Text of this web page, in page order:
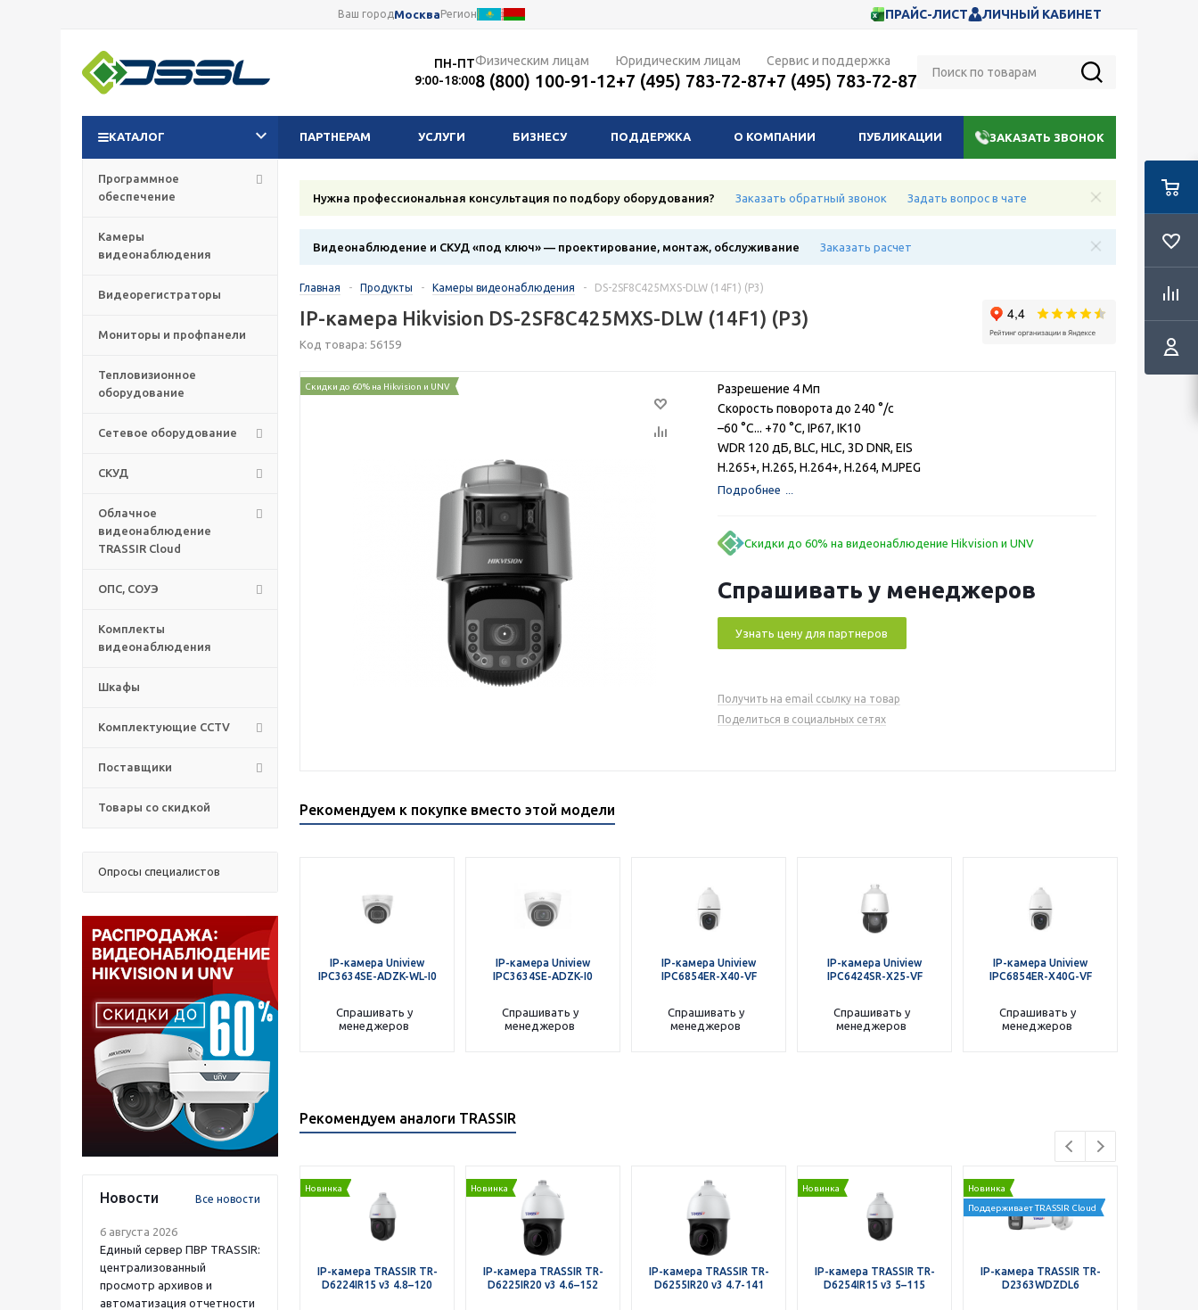
Ваш городМоскваРегион ПРАЙС-ЛИСТ ЛИЧНЫЙ КАБИНЕТ
ПН-ПТ
9:00-18:00
Физическим лицам
8 (800) 100-91-12
Юридическим лицам
+7 (495) 783-72-87
Сервис и поддержка
+7 (495) 783-72-87
КАТАЛОГ ПАРТНЕРАМ УСЛУГИ БИЗНЕСУ ПОДДЕРЖКА О КОМПАНИИ ПУБЛИКАЦИИ ЗАКАЗАТЬ ЗВОНОК
Программное
обеспечение
Камеры
видеонаблюдения
Видеорегистраторы
Мониторы и профпанели
Тепловизионное
оборудование
Сетевое оборудование
СКУД
Облачное
видеонаблюдение
TRASSIR Cloud
ОПС, СОУЭ
Комплекты
видеонаблюдения
Шкафы
Комплектующие CCTV
Поставщики
Товары со скидкой
Опросы специалистов
Новости Все новости
6 августа 2026
Единый сервер ПВР TRASSIR:
централизованный
просмотр архивов и
автоматизация отчетности
Нужна профессиональная консультация по подбору оборудования? Заказать обратный звонок Задать вопрос в чате
Видеонаблюдение и СКУД «под ключ» — проектирование, монтаж, обслуживание Заказать расчет
Главная - Продукты - Камеры видеонаблюдения - DS-2SF8C425MXS-DLW (14F1) (P3)
IP-камера Hikvision DS-2SF8C425MXS-DLW (14F1) (P3)
Код товара: 56159
Скидки до 60% на Hikvision и UNV
Разрешение 4 Мп
Скорость поворота до 240 °/с
–60 °C... +70 °C, IP67, IK10
WDR 120 дБ, BLC, HLC, 3D DNR, EIS
H.265+, H.265, H.264+, H.264, MJPEG
Подробнее
Скидки до 60% на видеонаблюдение Hikvision и UNV
Спрашивать у менеджеров
Узнать цену для партнеров
Получить на email ссылку на товар
Поделиться в социальных сетях
Рекомендуем к покупке вместо этой модели
IP-камера Uniview
IPC3634SE-ADZK-WL-I0
Спрашивать у
менеджеров
IP-камера Uniview
IPC3634SE-ADZK-I0
Спрашивать у
менеджеров
IP-камера Uniview
IPC6854ER-X40-VF
Спрашивать у
менеджеров
IP-камера Uniview
IPC6424SR-X25-VF
Спрашивать у
менеджеров
IP-камера Uniview
IPC6854ER-X40G-VF
Спрашивать у
менеджеров
Рекомендуем аналоги TRASSIR
Новинка
IP-камера TRASSIR TR-
D6224IR15 v3 4.8–120
Новинка
IP-камера TRASSIR TR-
D6225IR20 v3 4.6–152
IP-камера TRASSIR TR-
D6255IR20 v3 4.7-141
Новинка
IP-камера TRASSIR TR-
D6254IR15 v3 5–115
Новинка
Поддерживает TRASSIR Cloud
IP-камера TRASSIR TR-
D2363WDZDL6